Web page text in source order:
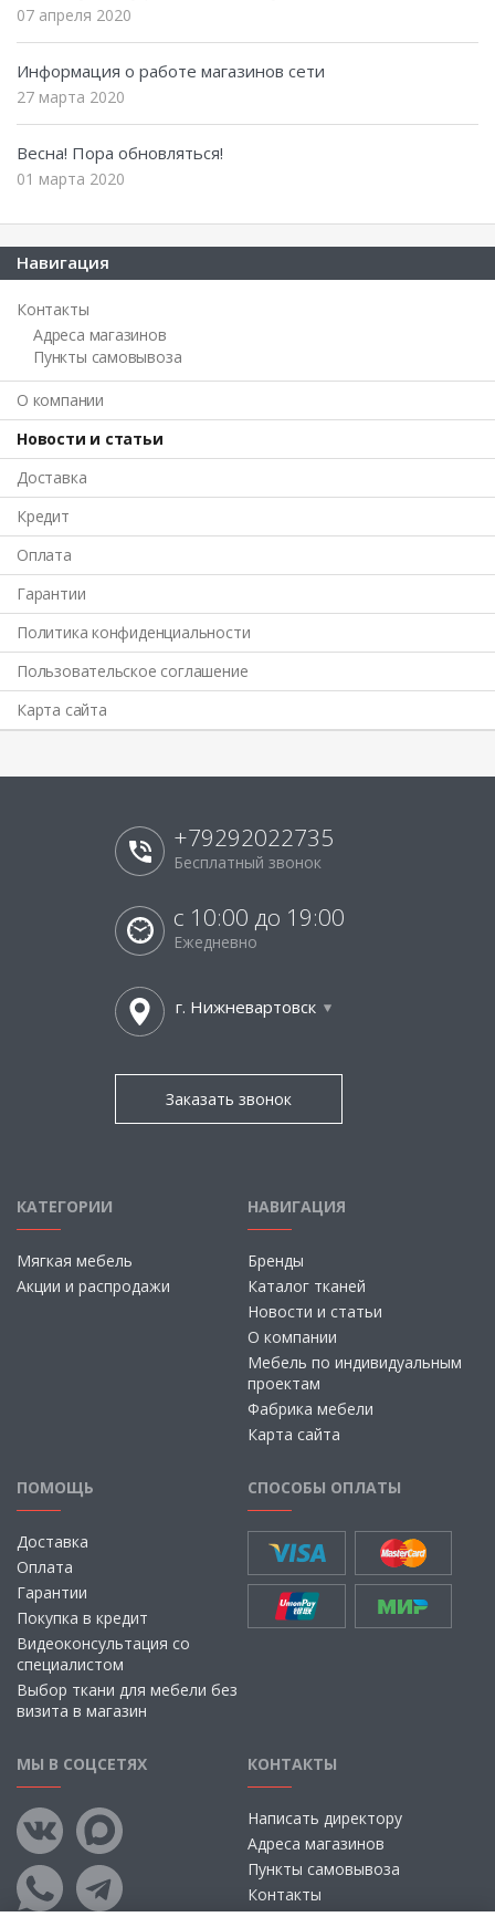
07 апреля 2020
Информация о работе магазинов сети
27 марта 2020
Весна! Пора обновляться!
01 марта 2020
Навигация
Контакты
Адреса магазинов
Пункты самовывоза
О компании
Новости и статьи
Доставка
Кредит
Оплата
Гарантии
Политика конфиденциальности
Пользовательское соглашение
Карта сайта
+79292022735
Бесплатный звонок
с 10:00 до 19:00
Ежедневно
г. Нижневартовск
Заказать звонок
КАТЕГОРИИ
Мягкая мебель
Акции и распродажи
НАВИГАЦИЯ
Бренды
Каталог тканей
Новости и статьи
О компании
Мебель по индивидуальным
проектам
Фабрика мебели
Карта сайта
ПОМОЩЬ
Доставка
Оплата
Гарантии
Покупка в кредит
Видеоконсультация со
специалистом
Выбор ткани для мебели без
визита в магазин
СПОСОБЫ ОПЛАТЫ
МЫ В СОЦСЕТЯХ КОНТАКТЫ
Написать директору
Адреса магазинов
Пункты самовывоза
Контакты